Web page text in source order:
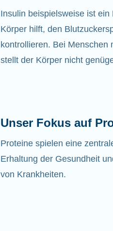
Insulin beispielsweise ist ein
Körper hilft, den
kontrollieren. Bei Menschen
stellt der Körper nicht
Unser Fokus auf
Proteine spielen eine
Erhaltung der Gesundheit
von Krankheiten.